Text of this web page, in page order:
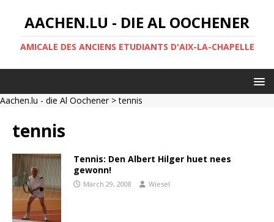
AACHEN.LU - DIE AL OOCHENER
AMICALE DES ANCIENS ETUDIANTS D'AIX-LA-CHAPELLE
Aachen.lu - die Al Oochener> tennis
tennis
Tennis: Den Albert Hilger huet nees
gewonn!
March 29, 2008 Wiesel